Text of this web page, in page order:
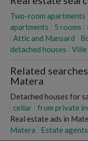
Two-room apartments
apartments
5 rooms
Attic and Mansard
detached houses
Ville
Related
Matera
Detached houses for
cellar
from private
Real estate ads in
Matera
Estate